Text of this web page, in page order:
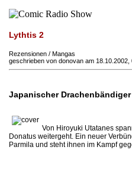
Lythtis 2
Rezensionen / Mangas
geschrieben von donovan am 18.10.2002,
Japanischer
Von Hiroyuki Utatanes
Donatus weitergeht. Ein neuer
Parmila und steht ihnen im Kampf